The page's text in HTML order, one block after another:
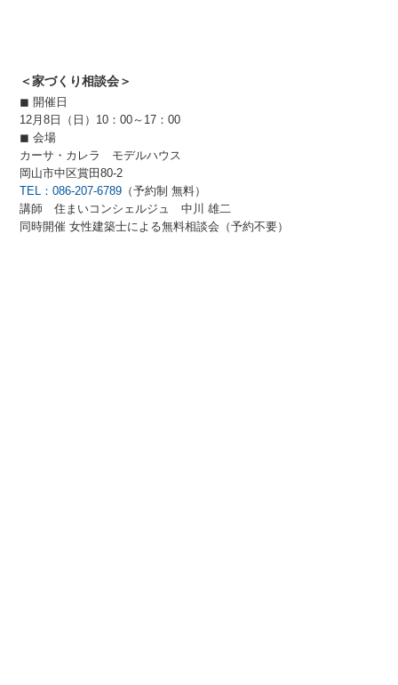
＜家づくり相談会＞
◼︎ 開催日
12月8日（日）10：00～17：00
◼︎ 会場
カーサ・カレラ モデルハウス
岡山市中区賞田80-2
TEL：086-207-6789 （予約制 無料）
講師 住まいコンシェルジュ 中川 雄二
同時開催 女性建築士による無料相談会（予約不要）